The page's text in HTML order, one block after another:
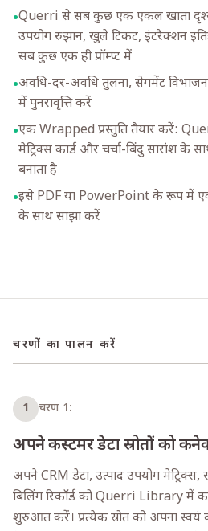
•Querri से सब कुछ एक एकल खाता
उपयोग रुझान, खुले टिकट, इंटरैक्शन
सब कुछ एक ही प्रॉम्प्ट में
•अवधि-दर-अवधि तुलना, सेगमेंट
में पुनरावृत्ति करें
•एक Wrapped प्रस्तुति तैयार करें:
मेट्रिक्स कार्ड और चर्चा-बिंदु सारांश
बनाता है
•इसे PDF या PowerPoint के रूप में
के साथ साझा करें
चरणों का पालन करें
1 चरण 1:
अपने कस्टमर डेटा स्रोतों को
अपने CRM डेटा, उत्पाद उपयोग मेट्रिक्स,
बिलिंग रिकॉर्ड को Querri Library में
शुरुआत करें। प्रत्येक स्रोत को अपना स्वयं